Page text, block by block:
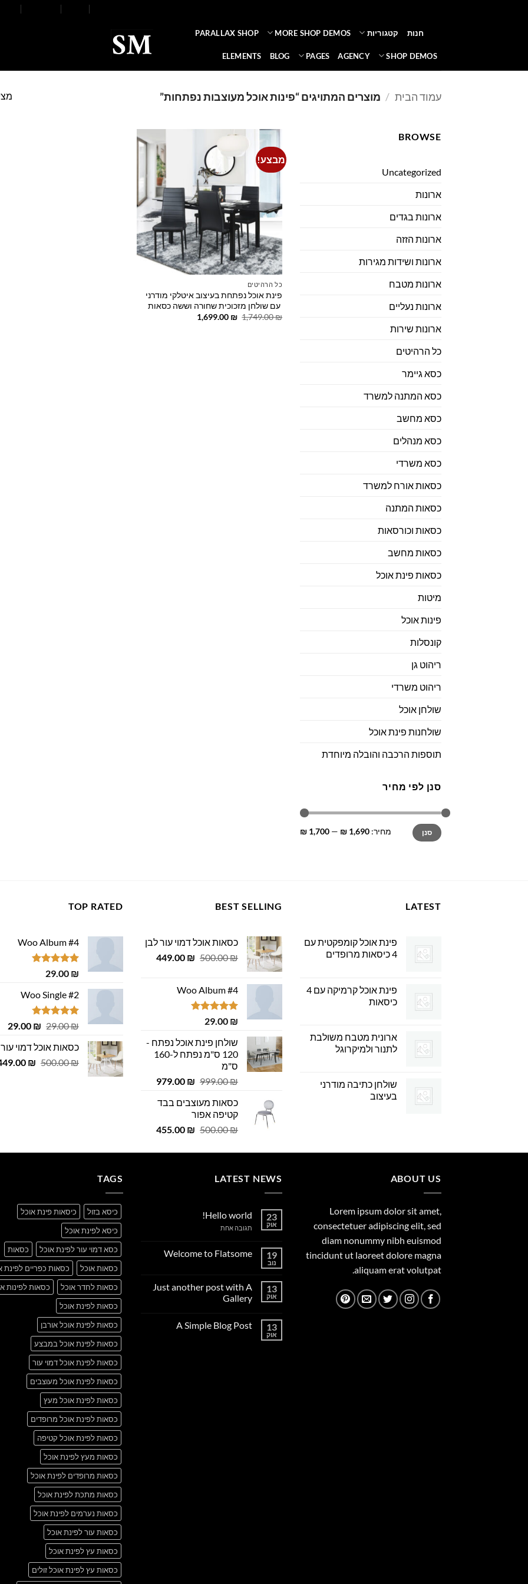
חנות קטגוריות MORE SHOP DEMOS
PARALLAX SHOP
SHOP DEMOS
AGENCY
PAGES
BLOG
ELEMENTS
עמוד הבית / מוצרים המתויגים “פינות אוכל מעוצבות נפתחות”
BROWSE
Uncategorized
ארונות
ארונות בגדים
ארונות הזזה
ארונות ושידות מגירות
ארונות מטבח
ארונות נעליים
ארונות שירות
כל הרהיטים
כסא גיימר
כסא המתנה למשרד
כסא מחשב
כסא מנהלים
כסא משרדי
כסאות אורח למשרד
כסאות המתנה
כסאות וכורסאות
כסאות מחשב
כסאות פינת אוכל
מיטות
פינות אוכל
קונסלות
ריהוט גן
ריהוט משרדי
שולחן אוכל
שולחנות פינת אוכל
תוספות הרכבה והובלה מיוחדת
סנן לפי מחיר
מחיר
מינימלי
מחיר
מקסימלי
סנן מחיר: 1,690 ₪
—
1,700 ₪
מבצע!
Add to
wishlist
כל הרהיטים
פינת אוכל נפתחת בעיצוב איטלקי מודרני
עם שולחן מזכוכית שחורה וששה כסאות
1,749.00₪
המחיר
1,699.00 ₪
LATEST
פינת אוכל קומפקטית עם
4 כיסאות מרופדים
פינת אוכל קרמיקה עם 4
כיסאות
ארונית מטבח משולבת
לתנור ולמיקרוגל
שולחן כתיבה מודרני
בעיצוב
BEST SELLING
כסאות אוכל דמוי עור לבן
500.00₪
המחיר
500.00 ₪.
449.00 ₪
המחיר
Woo Album #4
דורג5.00
29.00 ₪
שולחן פינת אוכל נפתח -
120 ס"מ נפתח ל-160
ס"מ
999.00₪
המחיר
היה:
999.00 ₪.
979.00 ₪
המחיר
כסאות מעוצבים בבד
קטיפה אפור
500.00₪
המחיר
היה:
455.00 ₪
המחיר
הוא:
TOP RATED
Woo Album #4
דורג5.00
29.00 ₪
Woo Single #2
דורג4.75
29.00₪
המחיר
היה:
29.00 ₪.
29.00 ₪
₪.
כסאות אוכל דמוי
500.00₪
המחיר
₪
ABOUT US
Lorem ipsum dolor sit amet,
consectetuer adipiscing elit, sed
diam nonummy nibh euismod
tincidunt ut laoreet dolore magna
aliquam erat volutpat.
LATEST NEWS
23
אוק
Hello world!
תגובה אחתעל
19
נוב
Welcome to Flatsome
Welcome
to
Flatsome
13
אוק
Just another post with A
Gallery
על
13
אוק
A Simple Blog Post
TAGS
כיסא בזול
כיסאות פינת אוכל
כיסא לפינת אוכל
כסא דמוי עור לפינת אוכל
כסאות
כסאות אוכל
כסאות כפריים לפינת
כסאות לחדר אוכל
כסאות לפינות
כסאות לפינת אוכל
כסאות לפינת אוכל אורבן
כסאות לפינת אוכל במבצע
כסאות לפינת אוכל דמוי עור
כסאות לפינת אוכל מעוצבים
כסאות לפינת אוכל מעץ
כסאות לפינת אוכל מרופדים
כסאות לפינת אוכל קטיפה
כסאות מעץ לפינת אוכל
כסאות מרופדים לפינת אוכל
כסאות מתכת לפינת אוכל
כסאות נערמים לפינת אוכל
כסאות עור לפינת אוכל
כסאות עץ לפינת אוכל
כסאות עץ לפינת אוכל זולים